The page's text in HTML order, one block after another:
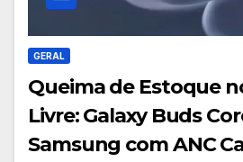
GERAL
Queima de Estoque
Livre: Galaxy Buds
Samsung com ANC